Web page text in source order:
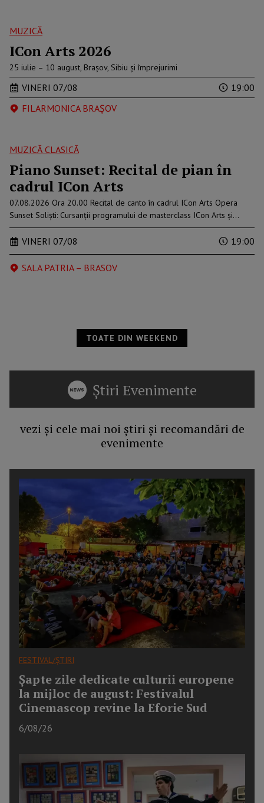
MUZICĂ
ICon Arts 2026
25 iulie – 10 august, Brașov, Sibiu și împrejurimi
VINERI 07/08
19:00
FILARMONICA BRAŞOV
MUZICĂ CLASICĂ
Piano Sunset: Recital de pian în
cadrul ICon Arts
07.08.2026 Ora 20.00 Recital de canto în cadrul ICon Arts Opera
Sunset Soliști: Cursanții programului de masterclass ICon Arts și…
VINERI 07/08 19:00
SALA PATRIA – BRASOV
TOATE DIN WEEKEND
Știri Evenimente
vezi și cele mai noi știri și recomandări de
evenimente
FESTIVAL/ȘTIRI
Șapte zile dedicate culturii europene
la mijloc de august: Festivalul
Cinemascop revine la Eforie Sud
6/08/26